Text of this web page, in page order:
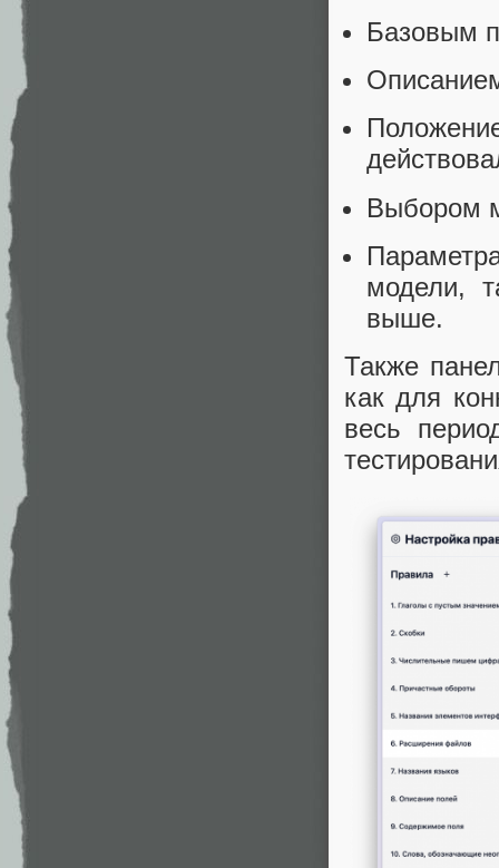
Базовым
Выбором
модели,
выше.
Также
как для
весь